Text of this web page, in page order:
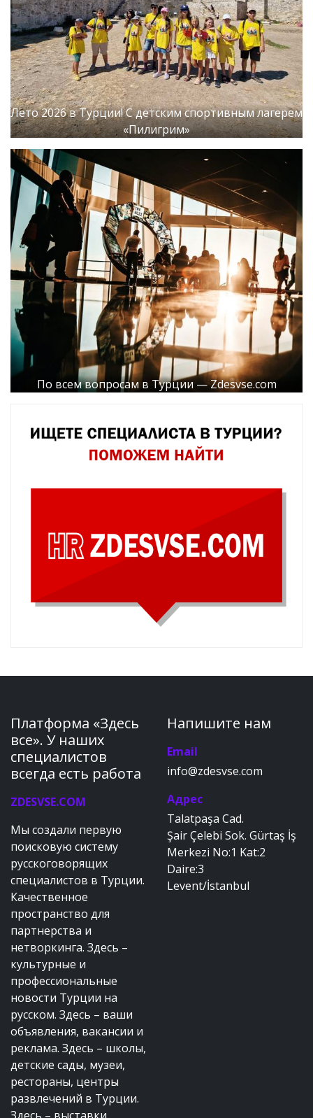
Лето 2026 в Турции! С детским спортивным лагерем
«Пилигрим»
По всем вопросам в Турции — Zdesvse.com
Платформа «Здесь
все». У наших
специалистов
всегда есть работа
ZDESVSE.COM
Мы создали первую
поисковую систему
русскоговорящих
специалистов в Турции.
Качественное
пространство для
партнерства и
нетворкинга. Здесь –
культурные и
профессиональные
новости Турции на
русском. Здесь – ваши
объявления, вакансии и
реклама. Здесь – школы,
детские сады, музеи,
рестораны, центры
развлечений в Турции.
Напишите нам
Email
info@zdesvse.com
Адрес
Talatpaşa Cad.
Şair Çelebi Sok. Gürtaş İş
Merkezi No:1 Kat:2
Daire:3
Levent/İstanbul